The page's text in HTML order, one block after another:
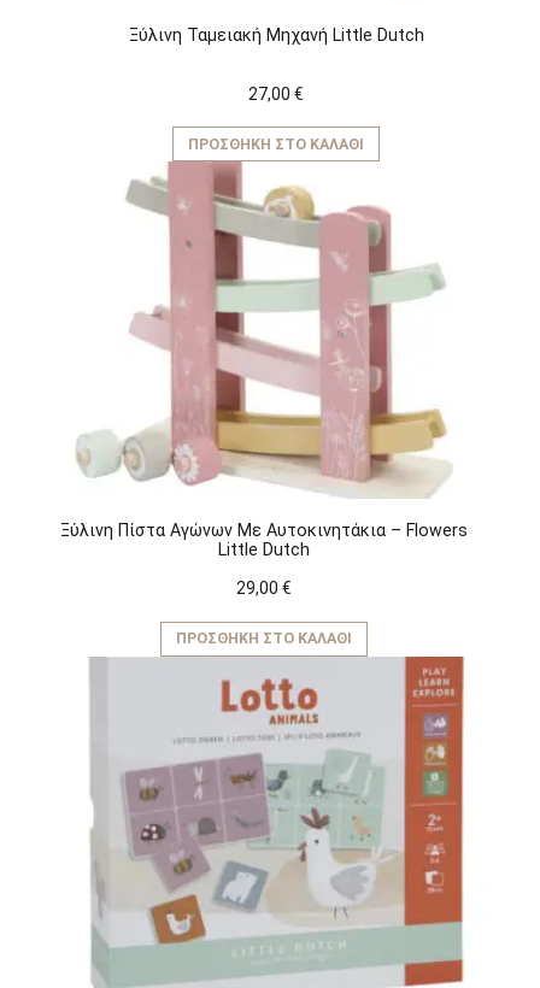
Ξύλινη Ταμειακή Μηχανή Little Dutch
27,00 €
ΠΡΟΣΘΉΚΗ ΣΤΟ ΚΑΛΆΘΙ
Ξύλινη Πίστα Αγώνων Με Αυτοκινητάκια – Flowers
Little Dutch
29,00 €
ΠΡΟΣΘΉΚΗ ΣΤΟ ΚΑΛΆΘΙ